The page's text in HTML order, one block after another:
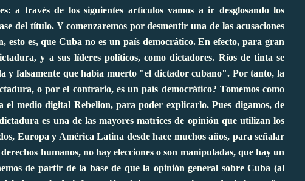
a través de los siguientes artículos vamos a ir desglosando los
del título. Y comenzaremos por desmentir una de las acusaciones
esto es, que Cuba no es un país democrático. En efecto, para gran
y a sus líderes políticos, como dictadores. Ríos de tinta se
y falsamente que había muerto "el dictador cubano". Por tanto, la
o por el contrario, es un país democrático? Tomemos como
el medio digital Rebelion, para poder explicarlo. Pues digamos, de
es una de las mayores matrices de opinión que utilizan los
Europa y América Latina desde hace muchos años, para señalar
humanos, no hay elecciones o son manipuladas, que hay un
de partir de la base de que la opinión general sobre Cuba (al